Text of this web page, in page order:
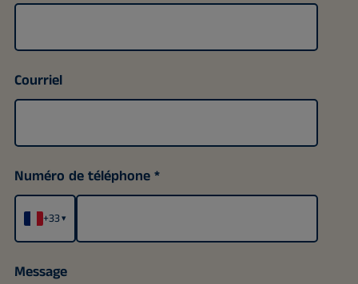
Courriel
Numéro de téléphone
+33▾
Message